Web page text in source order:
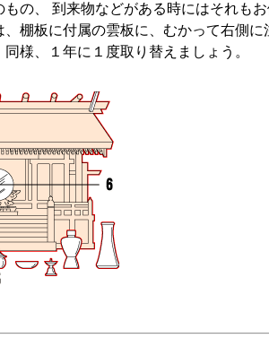
の、 到来物などがある時にはそれもお
棚板に付属の雲板に、むかって右側
様、１年に１度取り替えましょう。